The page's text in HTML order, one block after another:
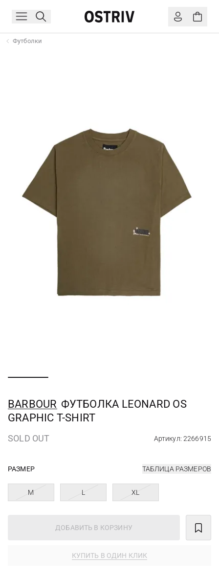
Футболки
BARBOUR ФУТБОЛКА LEONARD OS
GRAPHIC T-SHIRT
SOLD OUT Артикул: 2266915
РАЗМЕР ТАБЛИЦА РАЗМЕРОВ
M L XL
ДОБАВИТЬ В КОРЗИНУ
КУПИТЬ В ОДИН КЛИК